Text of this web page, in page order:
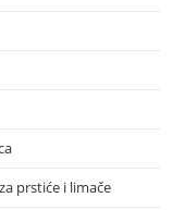
prstiće i limače